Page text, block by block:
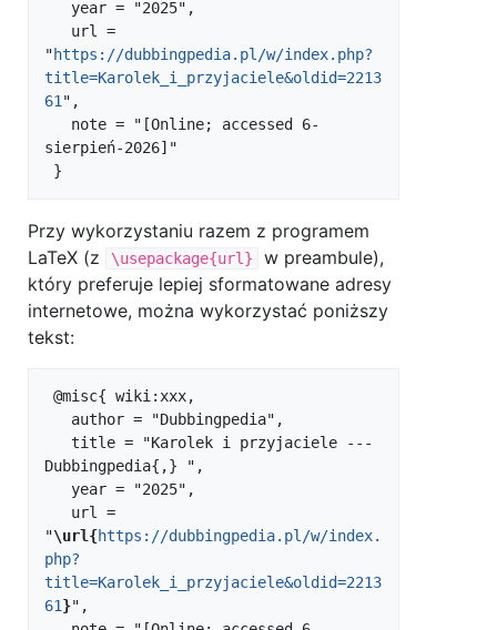
"https://dubbingpedia.pl/w/index.php?
title=Karolek_i_przyjaciele&oldid=2213
61 ",
sierpień-2026]"
Przy wykorzystaniu razem z programem
LaTeX (z
\usepackage{url}
w preambule),
który preferuje lepiej sformatowane adresy
internetowe, można wykorzystać poniższy
tekst:
Dubbingpedia{,} ",
"\url{https://dubbingpedia.pl/w/index.
php?
title=Karolek_i_przyjaciele&oldid=2213
61}",